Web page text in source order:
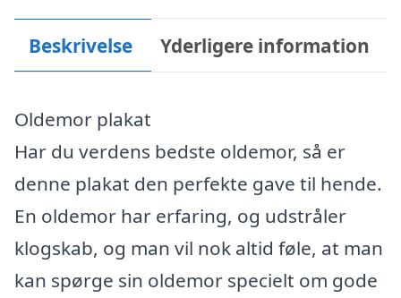
Beskrivelse Yderligere information
Oldemor plakat
Har du verdens bedste oldemor, så er
denne plakat den perfekte gave til hende.
En oldemor har erfaring, og udstråler
klogskab, og man vil nok altid føle, at man
kan spørge sin oldemor specielt om gode